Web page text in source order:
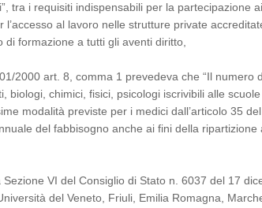
tra i requisiti indispensabili per la partecipazione
al lavoro nelle strutture private
formazione a tutti gli aventi diritto,
2000 art. 8, comma 1 prevedeva che “Il
biologi, chimici, fisici, psicologi iscrivibili alle
modalità previste per i medici dall’articolo 35
del fabbisogno anche ai fini della ripartizione
VI del Consiglio di Stato n. 6037 del 17
del Veneto, Friuli, Emilia Romagna,